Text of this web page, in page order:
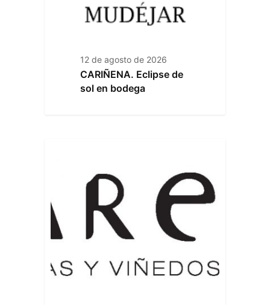
12 de agosto de 2026
CARIÑENA. Eclipse de
sol en bodega